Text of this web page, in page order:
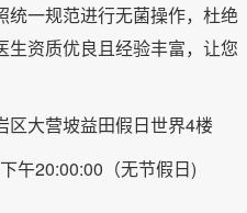
统一规范进行无菌操作，杜绝
生资质优良且经验丰富，让您
区大营坡益田假日世界4楼
午20:00:00（无节假日)